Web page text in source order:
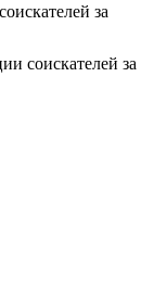
за
соискателей за